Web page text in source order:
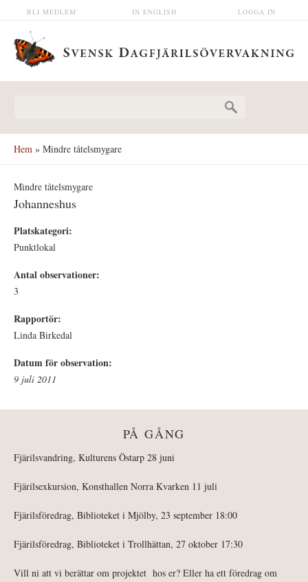
Hoppa till huvudinnehåll LOGGA IN
IN ENGLISH
BLI MEDLEM
Hem » Mindre tåtelsmygare
Mindre tåtelsmygare
Johanneshus
Platskategori:
Punktlokal
Antal observationer:
3
Rapportör:
Linda Birkedal
Datum för observation:
9 juli 2011
PÅ GÅNG
Fjärilsvandring, Kulturens Östarp 28 juni
Fjärilsexkursion, Konsthallen Norra Kvarken 11 juli
Fjärilsföredrag, Biblioteket i Mjölby, 23 september 18:00
Fjärilsföredrag, Biblioteket i Trollhättan, 27 oktober 17:30
Vill ni att vi berättar om projektet hos er? Eller ha ett föredrag om